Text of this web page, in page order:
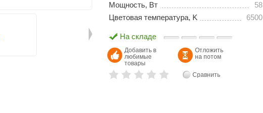
Мощность, Вт
58
Цветовая температура, K
6500
На складе
Добавить в
любимые
товары
Отложить
на потом
Сравнить